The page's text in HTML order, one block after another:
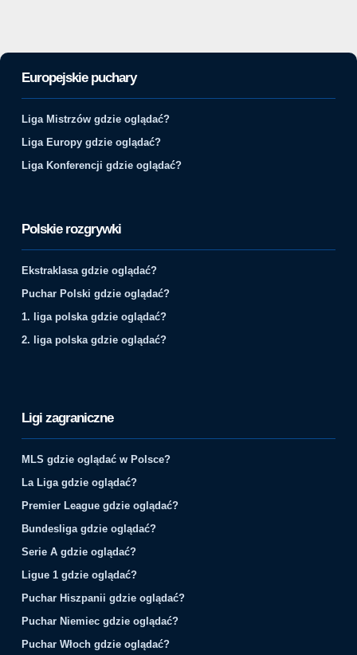
Europejskie puchary
Liga Mistrzów gdzie oglądać?
Liga Europy gdzie oglądać?
Liga Konferencji gdzie oglądać?
Polskie rozgrywki
Ekstraklasa gdzie oglądać?
Puchar Polski gdzie oglądać?
1. liga polska gdzie oglądać?
2. liga polska gdzie oglądać?
Ligi zagraniczne
MLS gdzie oglądać w Polsce?
La Liga gdzie oglądać?
Premier League gdzie oglądać?
Bundesliga gdzie oglądać?
Serie A gdzie oglądać?
Ligue 1 gdzie oglądać?
Puchar Hiszpanii gdzie oglądać?
Puchar Niemiec gdzie oglądać?
Puchar Włoch gdzie oglądać?